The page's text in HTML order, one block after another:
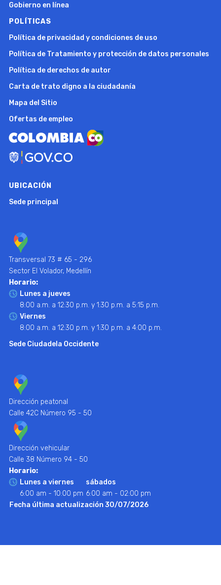
Gobierno en línea
POLÍTICAS
Política de privacidad y condiciones de uso
Política de Tratamiento y protección de datos personales
Política de derechos de autor
Carta de trato digno a la ciudadanía
Mapa del Sitio
Ofertas de empleo
UBICACIÓN
Sede principal
Transversal 73 # 65 - 296
Sector El Volador, Medellín
Horario:
Lunes a jueves
8:00 a.m. a 12:30 p.m. y 1:30 p.m. a 5:15 p.m.
Viernes
8:00 a.m. a 12:30 p.m. y 1:30 p.m. a 4:00 p.m.
Sede Ciudadela Occidente
Dirección peatonal
Calle 42C Número 95 - 50
Dirección vehicular
Calle 38 Número 94 - 50
Horario:
Lunes a viernes
6:00 am - 10:00 pm
sábados
6:00 am - 02:00 pm
Fecha última actualización 30/07/2026